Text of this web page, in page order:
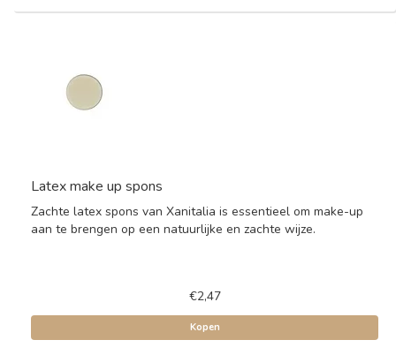
Latex make up spons
Zachte latex spons van Xanitalia is essentieel om make-up
aan te brengen op een natuurlijke en zachte wijze.
€2,47
Kopen